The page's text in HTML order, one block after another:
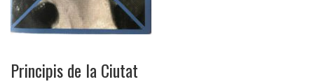
Principis de la Ciutat